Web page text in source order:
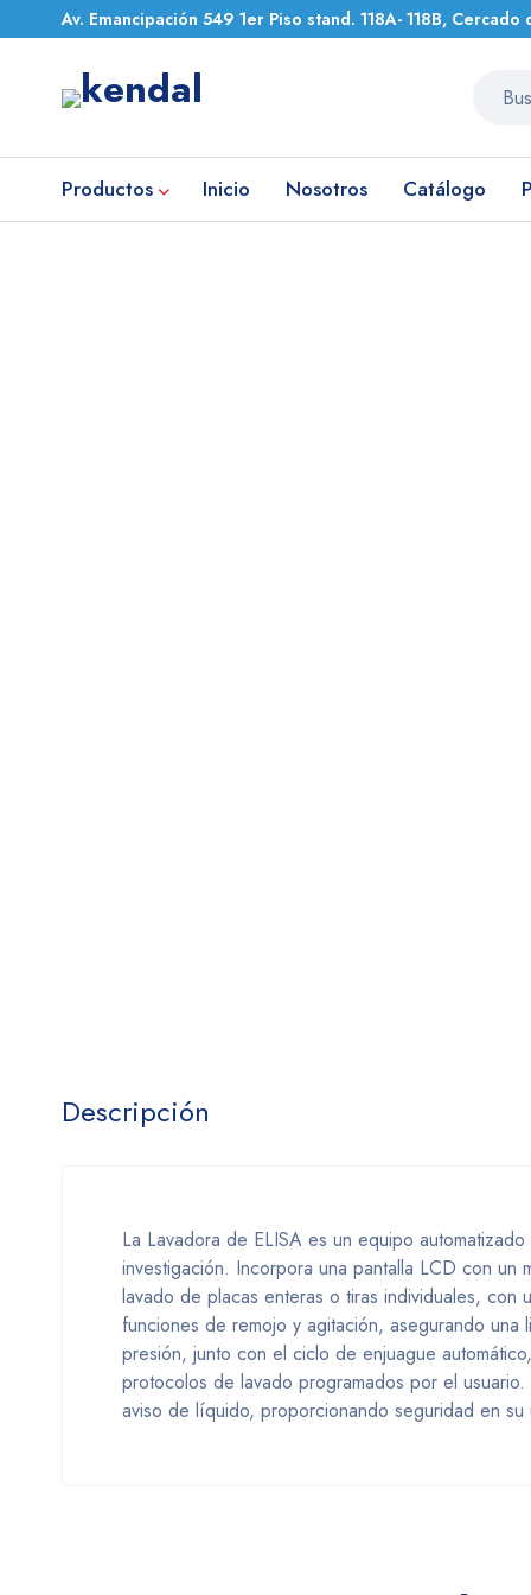
Av. Emancipación 549 1er Piso stand. 118A- 118B,
Productos Inicio Nosotros Catálogo
Descripción
La Lavadora de ELISA es un equipo
investigación. Incorpora una pantalla LCD con
lavado de placas enteras o tiras individuales,
funciones de remojo y agitación, asegurando
presión, junto con el ciclo de enjuague
protocolos de lavado programados por el
aviso de líquido, proporcionando seguridad en su